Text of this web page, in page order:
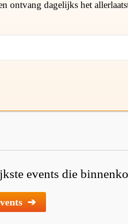
ontvang dagelijks het
events die
➔